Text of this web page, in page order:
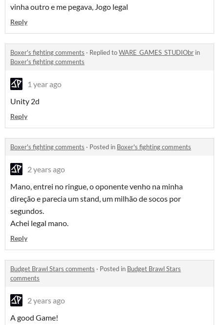
vinha outro e me pegava, Jogo legal
Reply
Boxer's fighting comments · Replied toWARE_GAMES_STUDIObr in
Boxer's fighting comments
1 year ago
Unity 2d
Reply
Boxer's fighting comments · Posted in Boxer's fighting comments
2 years ago
Mano, entrei no ringue, o oponente venho na minha
direção e parecia um stand, um milhão de socos por
segundos.
Achei legal mano.
Reply
Budget Brawl Stars comments · Posted in Budget Brawl Stars
comments
2 years ago
A good Game!